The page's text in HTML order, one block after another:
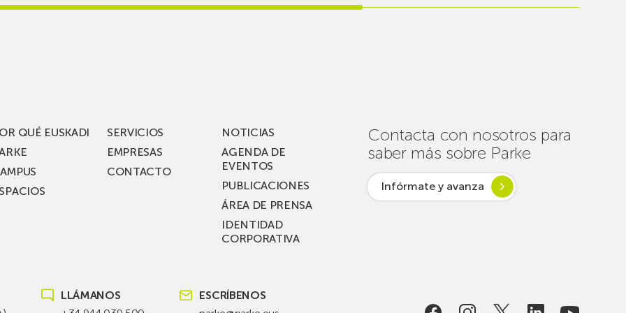
Jauregi
de su
inversión total de
36
millones, busca impulsar desde
las
realiza
garantizar
la
conectividad
en
QUÉ EUSKADI
SERVICIOS
EMPRESAS
CONTACTO
NOTICIAS
AGENDA DE
EVENTOS
PUBLICACIONES
ÁREA DE PRENSA
IDENTIDAD
CORPORATIVA
Contacta con nosotros para
saber más sobre Parke
Infórmate y avanza
LLÁMANOS
ESCRÍBENOS